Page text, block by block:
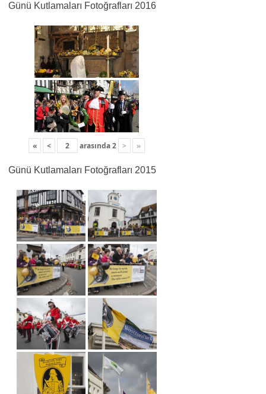
Günü Kutlamaları Fotoğrafları 2016
« < arasında2 > »
Günü Kutlamaları Fotoğrafları 2015